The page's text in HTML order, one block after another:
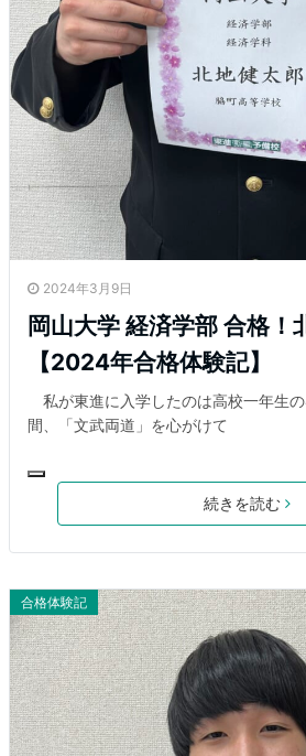
2024年3月9日
岡山大学 経済学部 合格！
【2024年合格体験記】
私が東進に入学したのは高校一年生
間、「文武両道」を心がけて
続きを読む
合格体験記